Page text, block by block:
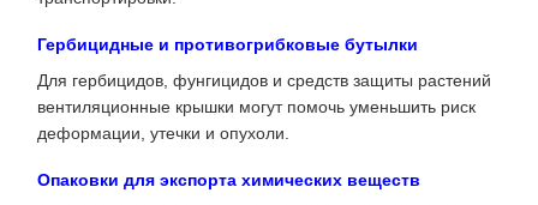
Гербицидные и противогрибковые бутылки
Для гербицидов, фунгицидов и средств защиты растений
вентиляционные крышки могут помочь уменьшить риск
деформации, утечки и опухоли.
Опаковки для экспорта химических веществ